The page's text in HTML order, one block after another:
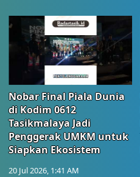
Nobar Final Piala Dunia
di Kodim 0612
Tasikmalaya Jadi
Penggerak UMKM untuk
Siapkan Ekosistem
20 Jul 2026, 1:41 AM